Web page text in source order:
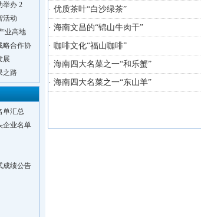
举办 2
活动
业高地
略合作协
展
之路
单汇总
企业名单
成绩公告
· 优质茶叶“白沙绿茶”
· 海南文昌的“锦山牛肉干”
· 咖啡文化“福山咖啡”
· 海南四大名菜之一“和乐蟹”
· 海南四大名菜之一“东山羊”